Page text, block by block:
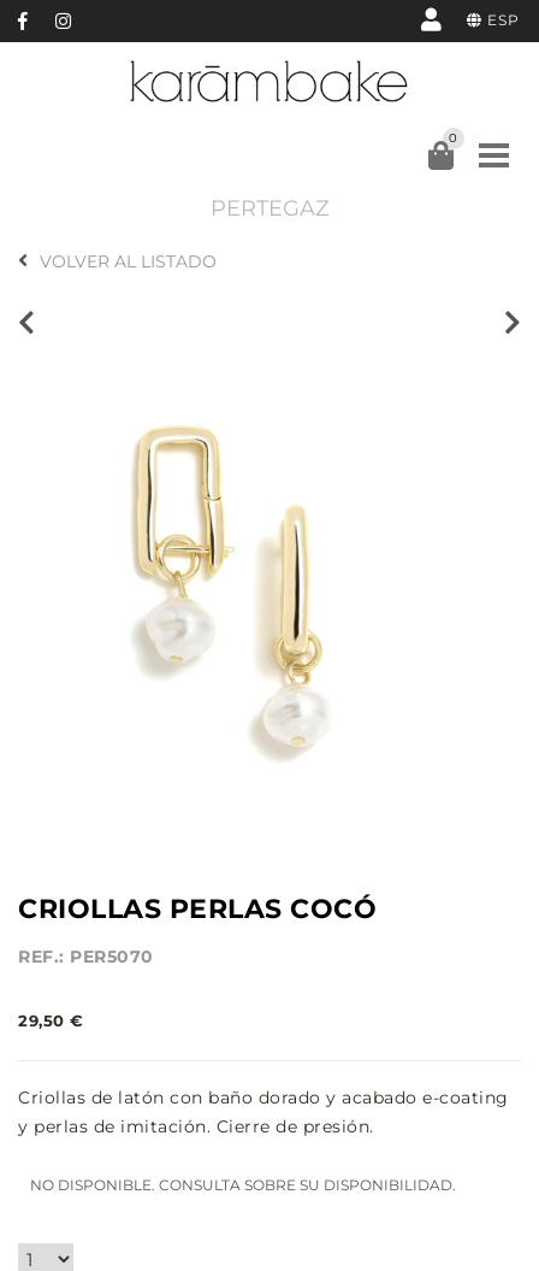
ESP
0
PERTEGAZ
VOLVER AL LISTADO
CRIOLLAS PERLAS COCÓ
REF.: PER5070
29,50 €
Criollas de latón con baño dorado y acabado e-coating
y perlas de imitación. Cierre de presión.
NO DISPONIBLE. CONSULTA SOBRE SU DISPONIBILIDAD.